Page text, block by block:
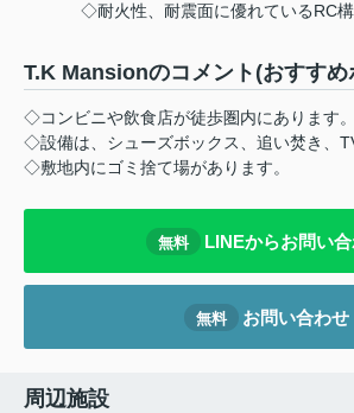
◇耐火性、耐震面に優れているRC
T.K Mansionのコメント(おすすめ
◇コンビニや飲食店が徒歩圏内にあります。
◇設備は、シューズボックス、追い焚き、
◇敷地内にゴミ捨て場があります。
無料 LINEからお問い
無料 お問い合わせ
周辺施設